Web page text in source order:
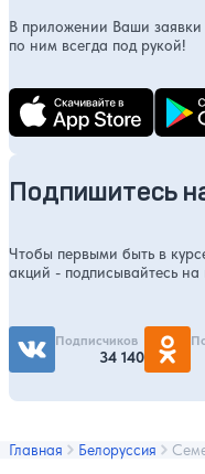
В приложении Ваши заявки
по ним всегда под рукой!
Подпишитесь
Чтобы первыми быть в
акций - подписывайтесь на
Подписчиков
34 140
Главная Белоруссия